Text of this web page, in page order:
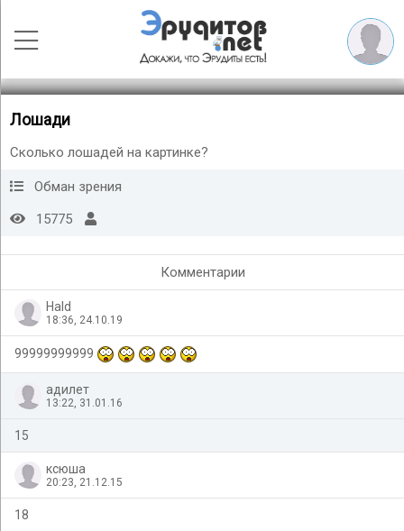
Лошади
Сколько лошадей на картинке?
Обман зрения
15775
Комментарии
Hald
18:36, 24.10.19
99999999999
адилет
13:22, 31.01.16
15
ксюша
20:23, 21.12.15
18